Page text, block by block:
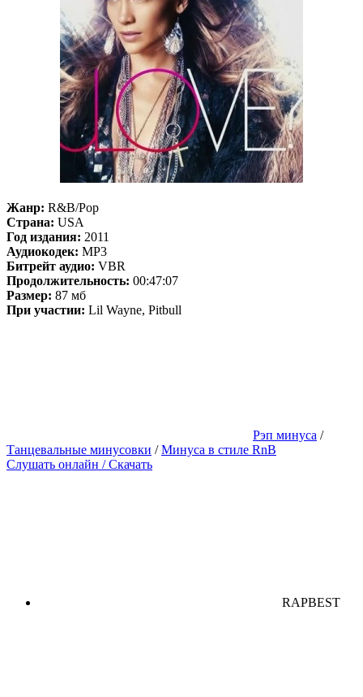
Жанр: R&B/Pop
Страна: USA
Год издания: 2011
Аудиокодек: MP3
Битрейт аудио: VBR
Продолжительность: 00:47:07
Размер: 87 мб
При участии: Lil Wayne, Pitbull
Рэп минуса /
Танцевальные минусовки /Минуса в стиле RnB
Слушать онлайн / Скачать
RAPBEST